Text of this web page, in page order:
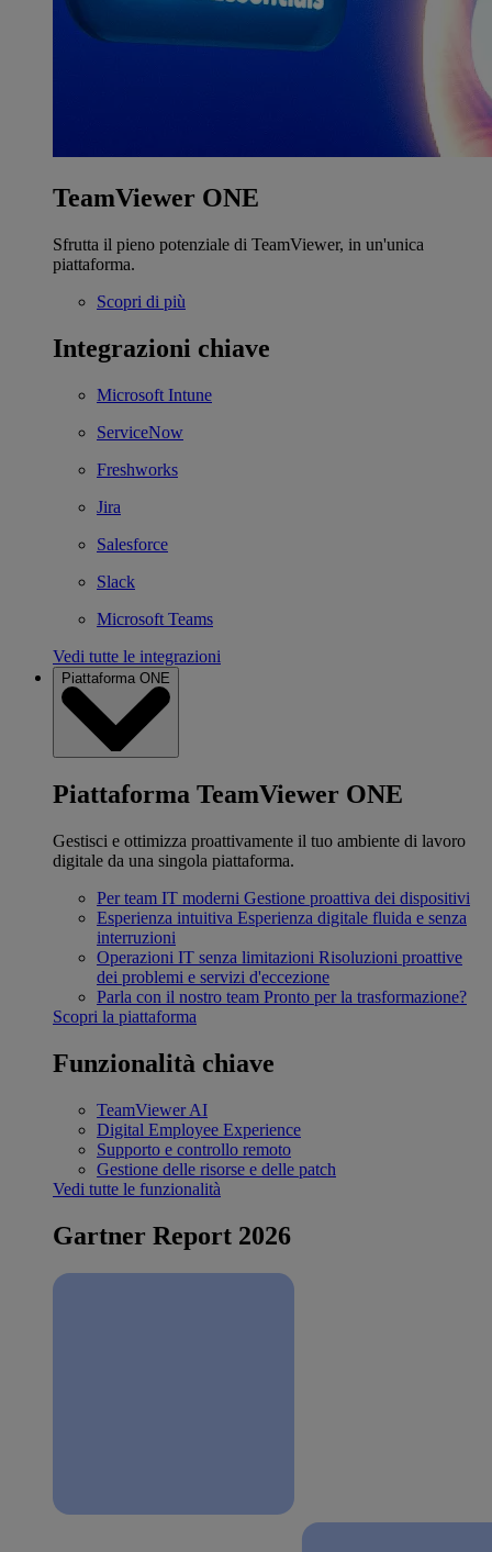
TeamViewer ONE
Sfrutta il pieno potenziale di TeamViewer, in un'unica
piattaforma.
Scopri di più
Integrazioni chiave
Microsoft Intune
ServiceNow
Freshworks
Jira
Salesforce
Slack
Microsoft Teams
Vedi tutte le integrazioni
Piattaforma ONE
Piattaforma TeamViewer ONE
Gestisci e ottimizza proattivamente il tuo ambiente di lavoro
digitale da una singola piattaforma.
Per team IT moderni Gestione proattiva dei dispositivi
Esperienza intuitiva Esperienza digitale fluida e senza
interruzioni
Operazioni IT senza limitazioni Risoluzioni proattive
dei problemi e servizi d'eccezione
Parla con il nostro team Pronto per la trasformazione?
Scopri la piattaforma
Funzionalità chiave
TeamViewer AI
Digital Employee Experience
Supporto e controllo remoto
Gestione delle risorse e delle patch
Vedi tutte le funzionalità
Gartner Report 2026